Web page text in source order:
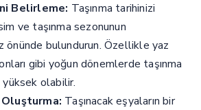
Belirleme: Taşınma tarihinizi
ve taşınma sezonunun
önünde bulundurun. Özellikle yaz
gibi yoğun dönemlerde taşınma
olabilir.
Oluşturma: Taşınacak eşyaların bir